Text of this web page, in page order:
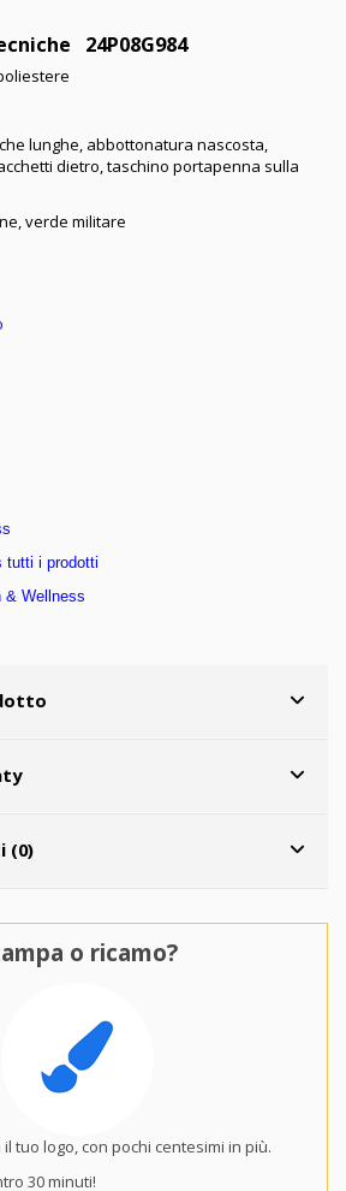
24P08G984
lunghe, abbottonatura nascosta,
dietro, taschino portapenna sulla
verde militare
tutti i prodotti
& Wellness
(0)
o ricamo?
tuo logo, con pochi centesimi in più.
30 minuti!